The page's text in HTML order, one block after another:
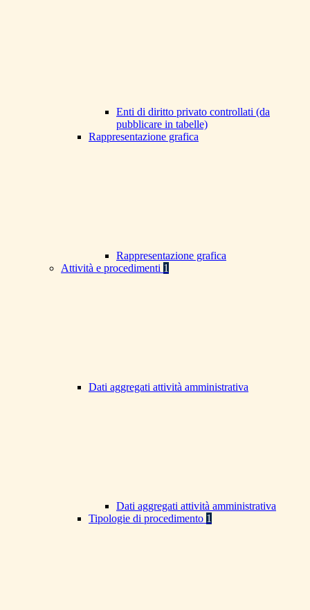
Enti di diritto privato controllati (da
pubblicare in tabelle)
Rappresentazione grafica
Rappresentazione grafica
Attività e procedimenti 1
Dati aggregati attività amministrativa
Dati aggregati attività amministrativa
Tipologie di procedimento 1